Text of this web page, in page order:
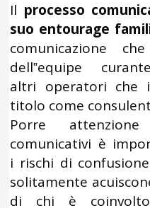
Il processo
suo entourage
comunicazione
dell‟equipe
altri operatori che
titolo come
Porre
comunicativi è
i rischi di
solitamente
di chi è coinvolto